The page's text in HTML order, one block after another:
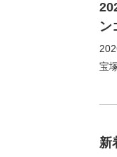
ン
宝
選
新